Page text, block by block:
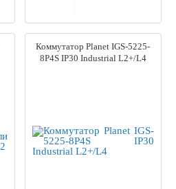
Коммутатор Planet IGS-5225-
8P4S IP30 Industrial L2+/L4